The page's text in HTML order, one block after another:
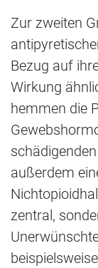
Zur zweiten
Bezug auf
Wirkung
hemmen die
außerdem
zentral,